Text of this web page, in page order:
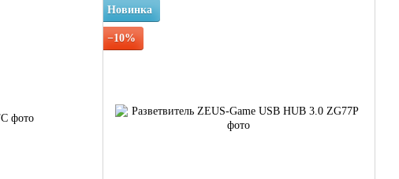
Новинка
−10%